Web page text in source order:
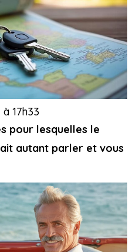
pour lesquelles le
autant parler et vous
17h33